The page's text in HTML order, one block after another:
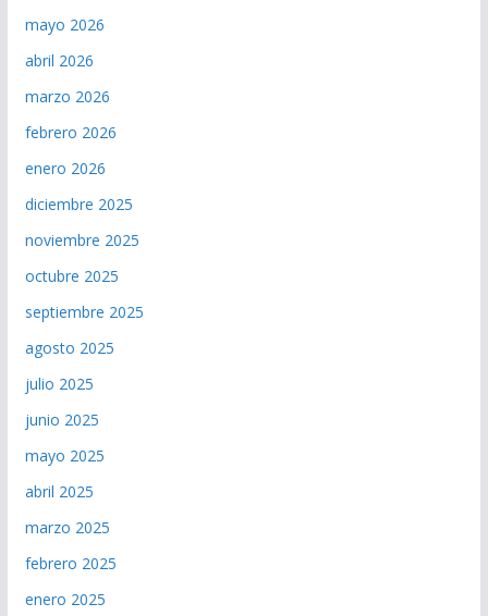
mayo 2026
abril 2026
marzo 2026
febrero 2026
enero 2026
diciembre 2025
noviembre 2025
octubre 2025
septiembre 2025
agosto 2025
julio 2025
junio 2025
mayo 2025
abril 2025
marzo 2025
febrero 2025
enero 2025